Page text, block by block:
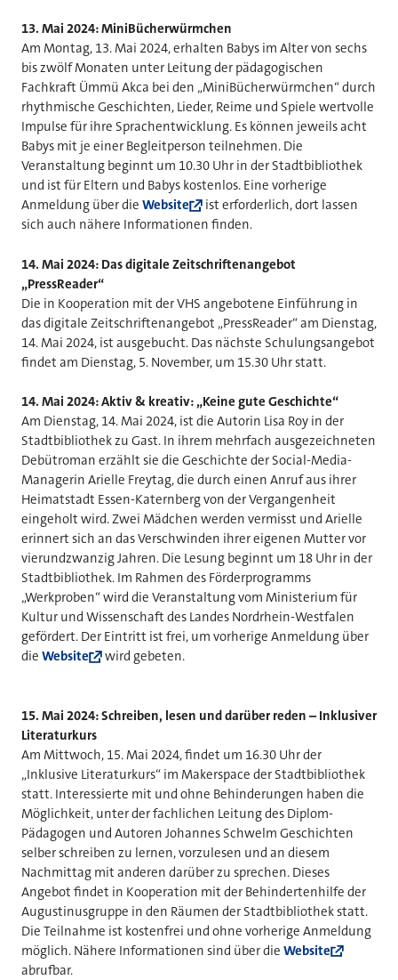
13. Mai 2024: MiniBücherwürmchen
Am Montag, 13. Mai 2024, erhalten Babys im Alter von sechs
bis zwölf Monaten unter Leitung der pädagogischen
Fachkraft Ümmü Akca bei den „MiniBücherwürmchen“ durch
rhythmische Geschichten, Lieder, Reime und Spiele wertvolle
Impulse für ihre Sprachentwicklung. Es können jeweils acht
Babys mit je einer Begleitperson teilnehmen. Die
Veranstaltung beginnt um 10.30 Uhr in der Stadtbibliothek
und ist für Eltern und Babys kostenlos. Eine vorherige
Anmeldung über die Website
ist erforderlich, dort lassen
sich auch nähere Informationen finden.
14. Mai 2024: Das digitale Zeitschriftenangebot
„PressReader“
Die in Kooperation mit der VHS angebotene Einführung in
das digitale Zeitschriftenangebot „PressReader“ am Dienstag,
14. Mai 2024, ist ausgebucht. Das nächste Schulungsangebot
findet am Dienstag, 5. November, um 15.30 Uhr statt.
14. Mai 2024: Aktiv & kreativ: „Keine gute Geschichte“
Am Dienstag, 14. Mai 2024, ist die Autorin Lisa Roy in der
Stadtbibliothek zu Gast. In ihrem mehrfach ausgezeichneten
Debütroman erzählt sie die Geschichte der Social-Media-
Managerin Arielle Freytag, die durch einen Anruf aus ihrer
Heimatstadt Essen-Katernberg von der Vergangenheit
eingeholt wird. Zwei Mädchen werden vermisst und Arielle
erinnert sich an das Verschwinden ihrer eigenen Mutter vor
vierundzwanzig Jahren. Die Lesung beginnt um 18 Uhr in der
Stadtbibliothek. Im Rahmen des Förderprogramms
„Werkproben“ wird die Veranstaltung vom Ministerium für
Kultur und Wissenschaft des Landes Nordrhein-Westfalen
gefördert. Der Eintritt ist frei, um vorherige Anmeldung über
die Website wird gebeten.
15. Mai 2024: Schreiben, lesen und darüber reden – Inklusiver
Literaturkurs
Am Mittwoch, 15. Mai 2024, findet um 16.30 Uhr der
„Inklusive Literaturkurs“ im Makerspace der Stadtbibliothek
statt. Interessierte mit und ohne Behinderungen haben die
Möglichkeit, unter der fachlichen Leitung des Diplom-
Pädagogen und Autoren Johannes Schwelm Geschichten
selber schreiben zu lernen, vorzulesen und an diesem
Nachmittag mit anderen darüber zu sprechen. Dieses
Angebot findet in Kooperation mit der Behindertenhilfe der
Augustinusgruppe in den Räumen der Stadtbibliothek statt.
Die Teilnahme ist kostenfrei und ohne vorherige Anmeldung
möglich. Nähere Informationen sind über die Website
abrufbar.